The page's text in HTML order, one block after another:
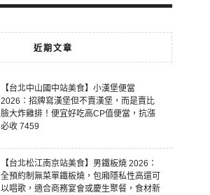
近期文章
【台北中山國中站美食】小漢堡便當
2026：招牌寫漢堡但不賣漢堡，而是賣比
臉大炸雞排！便宜好吃高CP值便當，抗漲
必收 7459
【台北松江南京站美食】男鐵板燒 2026：
全預約制無菜單鐵板燒，包廂隱私性高還可
以唱歌，適合商務宴會或慶生聚餐，食材新